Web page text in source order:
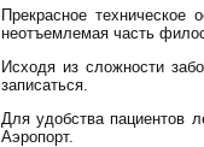
Прекрасное
неотъемлемая часть
Исходя из сложности
записаться.
Для удобства пациентов
Аэропорт.